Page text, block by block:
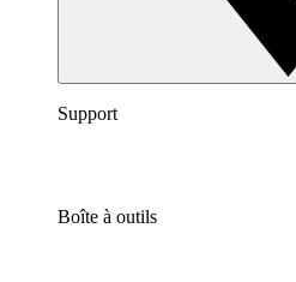
Support
Boîte à outils